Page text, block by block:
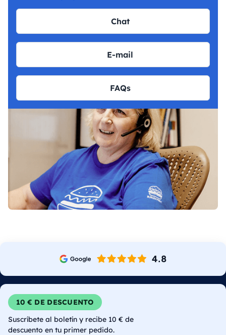
Chat
E-mail
FAQs
10 € DE DESCUENTO
Suscríbete al boletín y recibe 10 € de
descuento en tu primer pedido.